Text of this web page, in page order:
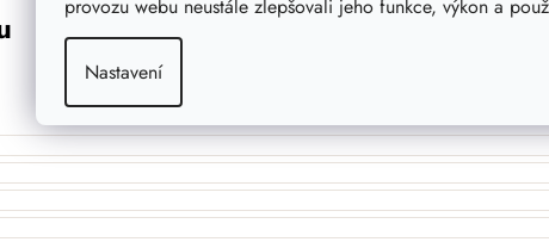
provozu webu neustále zlepšovali jeho funkce, výkon a
Nastavení